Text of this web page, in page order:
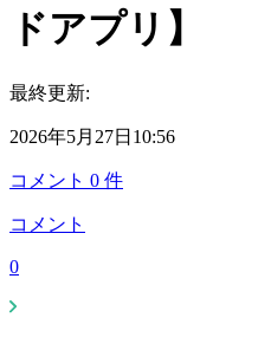
ドアプリ】
最終更新:
2026年5月27日10:56
コメント 0 件
コメント
0